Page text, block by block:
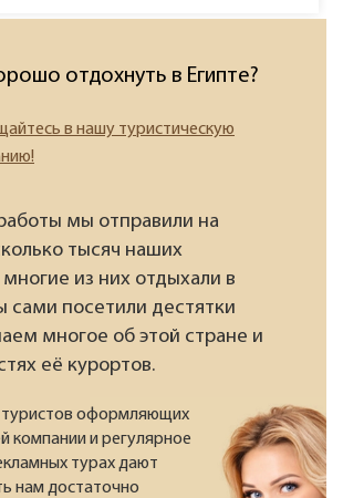
отдохнуть в Египте?
в нашу туристическую
мы отправили на
тысяч наших
из них отдыхали в
сами посетили дестятки
многое об этой стране и
её курортов.
оформляющих
компании и регулярное
турах дают
нам достаточно